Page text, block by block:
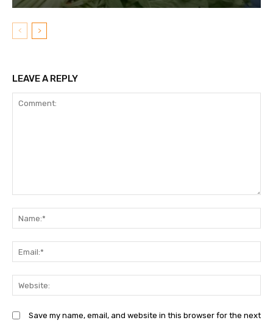
LEAVE A REPLY
Save my name, email, and website in this browser for the next